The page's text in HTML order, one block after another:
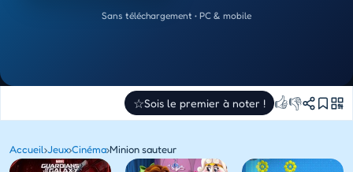
Sans téléchargement • PC & mobile
☆Sois le premier à noter ! 👍👎
Accueil›Jeux›Cinéma›Minion sauteur